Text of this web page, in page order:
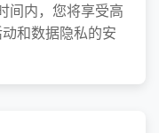
间内，您将享受高
和数据隐私的安